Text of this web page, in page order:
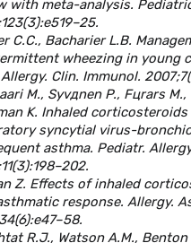
with meta-analysis.
C.C., Bacharier L.B.
wheezing in young
Clin. Immunol.
M., Syvдnen P., Fцrars
K. Inhaled
syncytial virus-
asthma. Pediatr.
Z. Effects of inhaled
response. Allergy.
R.J., Watson A.M., Benton